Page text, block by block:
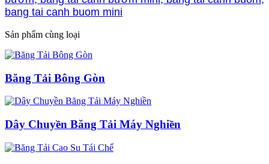
bang tai canh buom mini
Sản phẩm cùng loại
Băng Tải Bông Gòn
Dây Chuyền Băng Tải Máy Nghiền